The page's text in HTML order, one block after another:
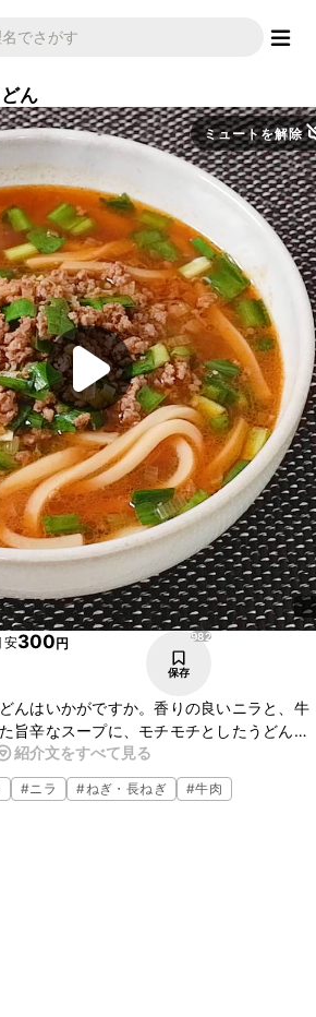
ん
ミュートを解除
安300円
982
保存
んはいかがですか。香りの良いニラと、牛
旨辛なスープに、モチモチとしたうどんが
ですよ。花椒の香りと辛味も効いていま
紹介文をすべて見る
#ニラ #ねぎ・長ねぎ #牛肉